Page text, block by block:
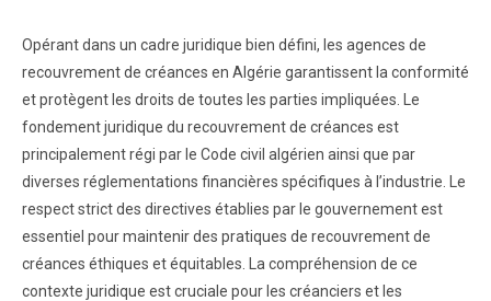
Opérant dans un cadre juridique bien défini, les agences de
recouvrement de créances en Algérie garantissent la conformité
et protègent les droits de toutes les parties impliquées. Le
fondement juridique du recouvrement de créances est
principalement régi par le Code civil algérien ainsi que par
diverses réglementations financières spécifiques à l’industrie. Le
respect strict des directives établies par le gouvernement est
essentiel pour maintenir des pratiques de recouvrement de
créances éthiques et équitables. La compréhension de ce
contexte juridique est cruciale pour les créanciers et les